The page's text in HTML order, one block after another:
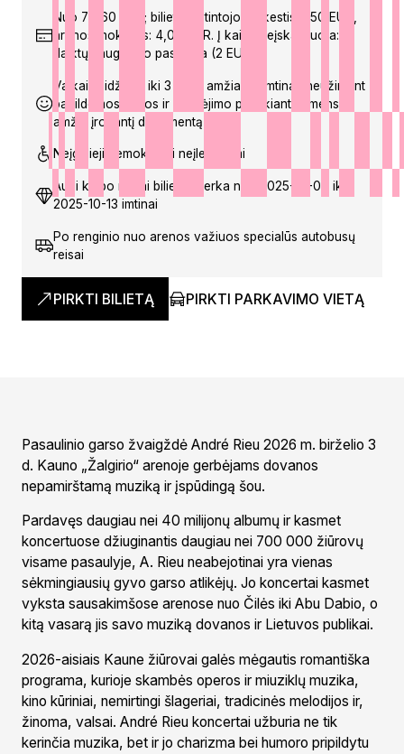
Nuo 79,60 EUR; bilietų platintojo mokestis: 1,50 EUR,
arenos mokestis: 4,00 EUR. Į kainą neįskaičiuota:
daiktų saugojimo paslauga (2 EUR)
Vaikai įleidžiami iki 3 metų amžiaus (imtinai, neužimant
papildomos vietos ir prie įėjimo pateikiant asmens
amžių įrodantį dokumentą)
Neįgalieji nemokamai neįleidžiami
Audi klubo nariai bilietus perka nuo 2025-10-08 iki
2025-10-13 imtinai
Po renginio nuo arenos važiuos specialūs autobusų
reisai
PIRKTI BILIETĄ PIRKTI PARKAVIMO VIETĄ
Pasaulinio garso žvaigždė André Rieu 2026 m. birželio 3
d. Kauno „Žalgirio“ arenoje gerbėjams dovanos
nepamirštamą muziką ir įspūdingą šou.
Pardavęs daugiau nei 40 milijonų albumų ir kasmet
koncertuose džiuginantis daugiau nei 700 000 žiūrovų
visame pasaulyje, A. Rieu neabejotinai yra vienas
sėkmingiausių gyvo garso atlikėjų. Jo koncertai kasmet
vyksta sausakimšose arenose nuo Čilės iki Abu Dabio, o
kitą vasarą jis savo muziką dovanos ir Lietuvos publikai.
2026-aisiais Kaune žiūrovai galės mėgautis romantiška
programa, kurioje skambės operos ir miuziklų muzika,
kino kūriniai, nemirtingi šlageriai, tradicinės melodijos ir,
žinoma, valsai. André Rieu koncertai užburia ne tik
kerinčia muzika, bet ir jo charizma bei humoro pripildytu